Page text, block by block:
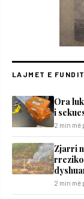
LAJMET E FUNDIT
Ora
i
2 min më
Zjarri
2 min më